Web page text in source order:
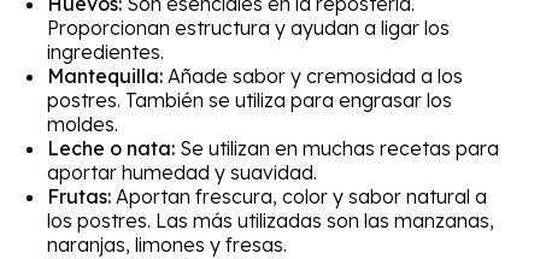
Proporcionan estructura y ayudan a ligar los
ingredientes.
Mantequilla: Añade sabor y cremosidad a los
postres. También se utiliza para engrasar los
moldes.
Leche o nata: Se utilizan en muchas recetas para
aportar humedad y suavidad.
Frutas: Aportan frescura, color y sabor natural a
los postres. Las más utilizadas son las manzanas,
naranjas, limones y fresas.